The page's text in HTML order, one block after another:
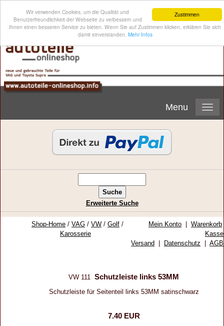
Zustimmen
Wir verwenden Cookies, um die Qualität und
Benutzerfreundlichkeit der Webseite zu verbessern und
Ihnen einen besseren Service zu bieten. Wenn Sie auf Zustimmen klicken, erklären Sie sich
damit einverstanden. Mehr Infos
Menu
Erweiterte Suche
Shop-Home / VAG / VW / Golf /
Karosserie
Mein Konto Warenkorb
Kasse
Versand
Datenschutz AGB
VW 111 Schutzleiste links 53MM
Schutzleiste für Seitenteil links 53MM satinschwarz
7.40 EUR